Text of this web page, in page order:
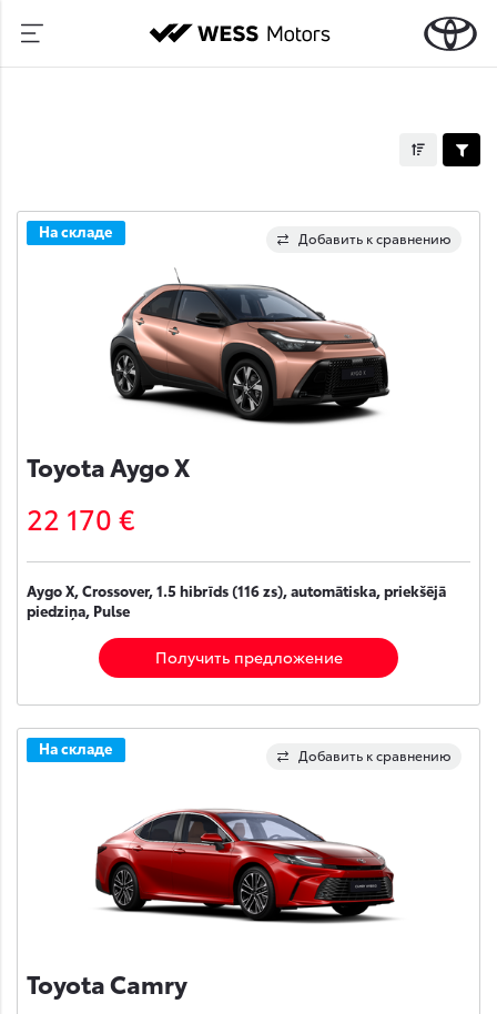
Добавить к сравнению
На складе
Toyota Aygo X
22 170 €
Aygo X, Crossover, 1.5 hibrīds (116 zs), automātiska, priekšējā
piedziņa, Pulse
Получить предложение
Добавить к сравнению
На складе
Toyota Camry